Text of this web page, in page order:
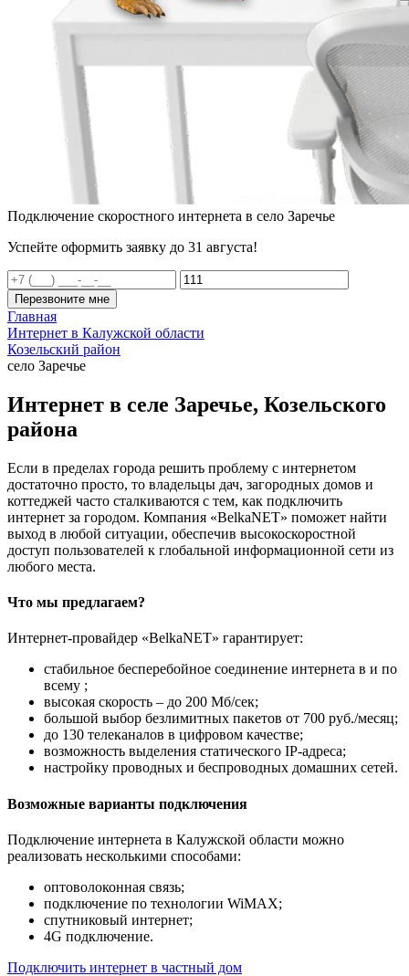
Подключение скоростного интернета в село Заречье
Успейте оформить заявку до 31 августа!
Перезвоните мне
Главная
Интернет в Калужской области
Козельский район
село Заречье
Интернет в селе Заречье, Козельского
района
Если в пределах города решить проблему с интернетом
достаточно просто, то владельцы дач, загородных домов и
коттеджей часто сталкиваются с тем, как подключить
интернет за городом. Компания «BelkaNET» поможет найти
выход в любой ситуации, обеспечив высокоскоростной
доступ пользователей к глобальной информационной сети из
любого места.
Что мы предлагаем?
Интернет-провайдер «BelkaNET» гарантирует:
стабильное бесперебойное соединение интернета в и по
всему ;
высокая скорость – до 200 Мб/сек;
большой выбор безлимитных пакетов от 700 руб./месяц;
до 130 телеканалов в цифровом качестве;
возможность выделения статического IP-адреса;
настройку проводных и беспроводных домашних сетей.
Возможные варианты подключения
Подключение интернета в Калужской области можно
реализовать несколькими способами:
оптоволоконная связь;
подключение по технологии WiMAX;
спутниковый интернет;
4G подключение.
Подключить интернет в частный дом